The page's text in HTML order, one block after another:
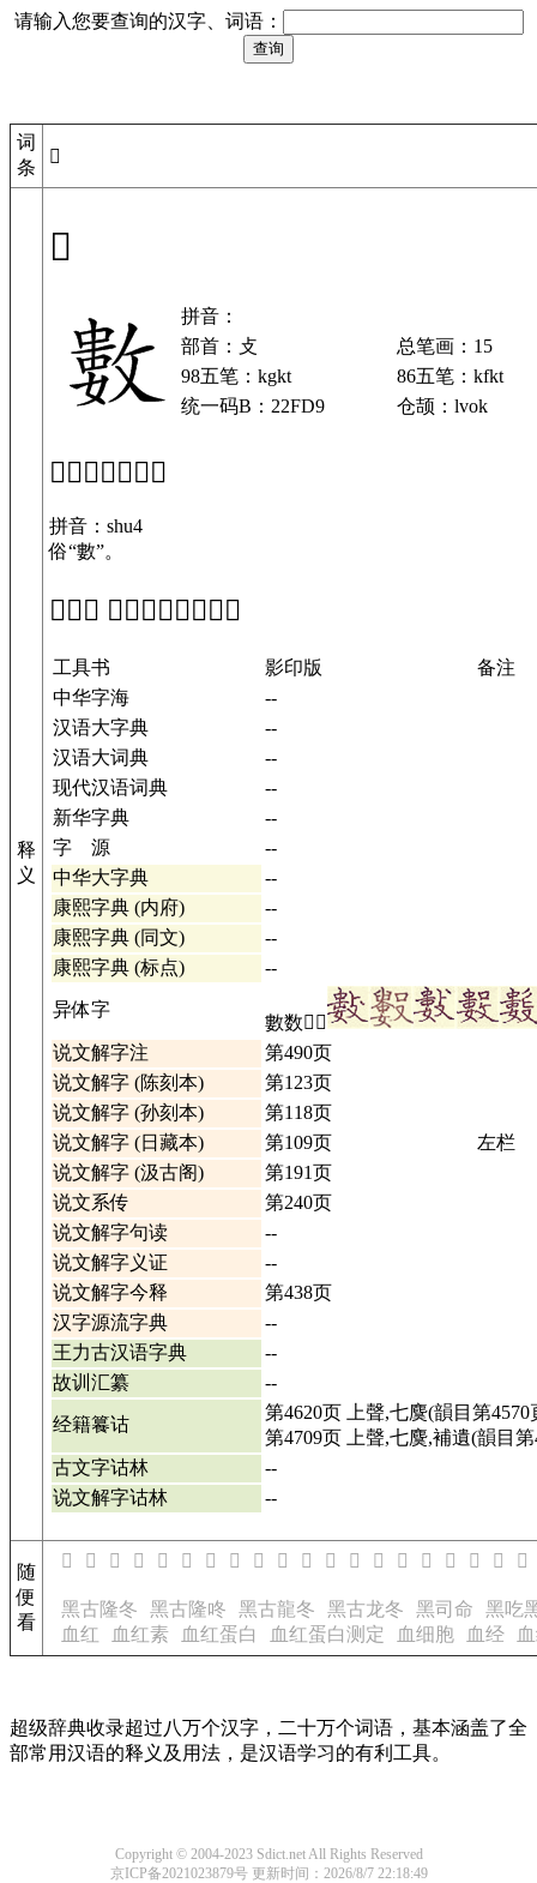
请输入您要查询的汉字、词语：
词
条
𢿙
释
义
𢿙
拼音：
部首：攴
总笔画：15
98五笔：kgkt
86五笔：kfkt
统一码B：22FD9
仓颉：lvok
「𢿙」基本解释
拼音：shu4
俗“數”。
「𢿙」 在工具书中的解释
工具书 影印版
备注
中华字海
--
汉语大字典
--
汉语大词典
--
现代汉语词典
--
新华字典
--
字 源
--
中华大字典
--
康熙字典 (内府)
--
康熙字典 (同文)
--
康熙字典 (标点)
--
异体字
數数𢿘𣀭
说文解字注
第490页
说文解字 (陈刻本)
第123页
说文解字 (孙刻本)
第118页
说文解字 (日藏本)
第109页
左栏
说文解字 (汲古阁)
第191页
说文系传
第240页
说文解字句读
--
说文解字义证
--
说文解字今释
第438页
汉字源流字典
--
王力古汉语字典
--
故训汇纂
--
经籍籑诂
第4620页 上聲,七麌(韻目第4570
第4709页 上聲,七麌,補遺(韻目第
古文字诂林
--
说文解字诂林
--
随
便
看
𪕹 𪕺 𪕻 𪕼 𪕾 𪕿 𪖀 𪖂 𪖃 𪖄 𪖅 𪖆 𪖇 𪖈 𪖉 𪖋 𪖌 𪖍 𪖏 𪖐
黑古隆冬 黑古隆咚 黑古龍冬 黑古龙冬 黑司命
黑吃
血红
血红素 血红蛋白 血红蛋白测定 血细胞 血经
超级辞典收录超过八万个汉字，二十万个词语，基本涵盖了全
部常用汉语的释义及用法，是汉语学习的有利工具。
Copyright © 2004-2023 Sdict.net All Rights Reserved
京ICP备2021023879号更新时间：2026/8/7 22:18:49